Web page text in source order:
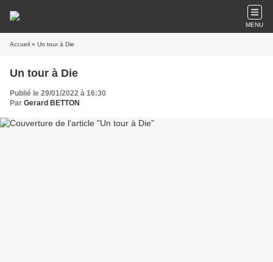
MENU
Accueil » Un tour à Die
Un tour à Die
Publié le 29/01/2022 à 16:30
Par Gerard BETTON